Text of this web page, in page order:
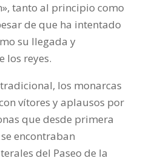
tanto al principio como
de que ha intentado
su llegada y
los reyes.
los monarcas
vítores y aplausos por
que desde primera
encontraban
del Paseo de la